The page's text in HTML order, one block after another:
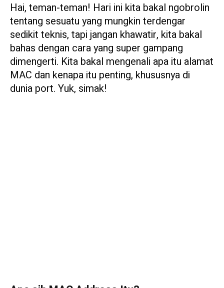
Hai, teman-teman! Hari ini kita bakal ngobrolin
tentang sesuatu yang mungkin terdengar
sedikit teknis, tapi jangan khawatir, kita bakal
bahas dengan cara yang super gampang
dimengerti. Kita bakal mengenali apa itu alamat
MAC dan kenapa itu penting, khususnya di
dunia port. Yuk, simak!